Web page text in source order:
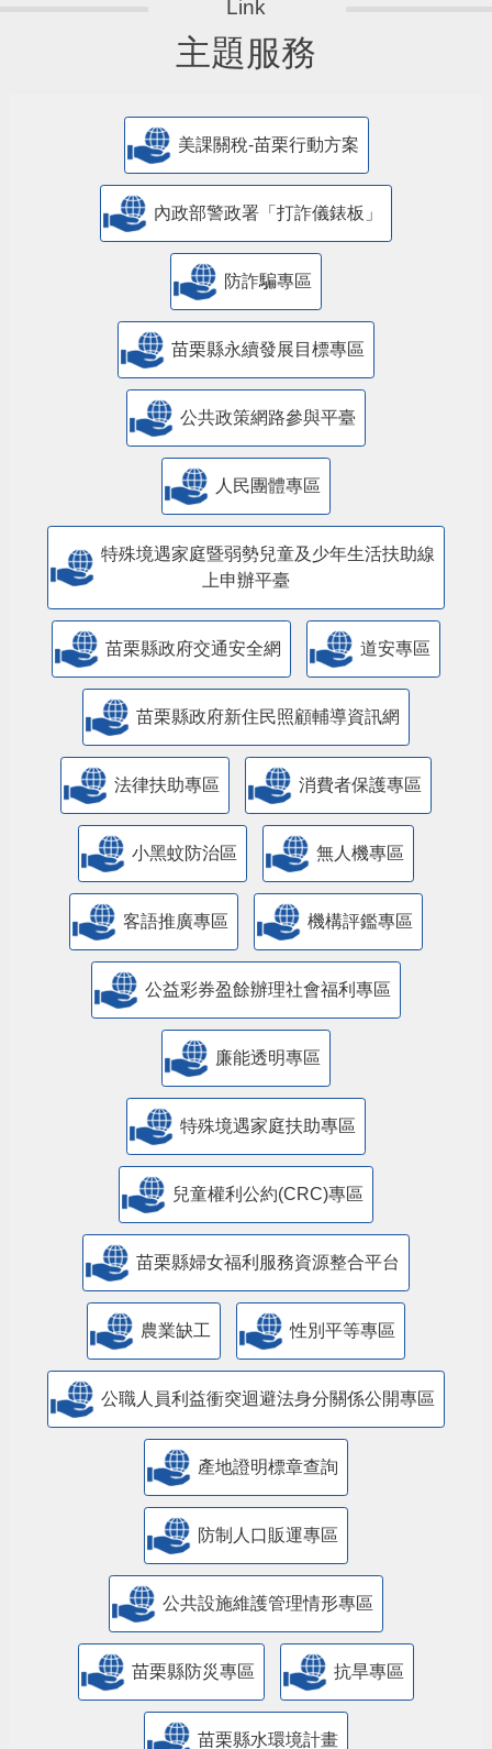
主題服務
美課關稅-苗栗行動方案
內政部警政署「打詐儀錶板」
防詐騙專區
苗栗縣永續發展目標專區
公共政策網路參與平臺
人民團體專區
特殊境遇家庭暨弱勢兒童及少年生活扶助線
上申辦平臺
苗栗縣政府交通安全網 道安專區
苗栗縣政府新住民照顧輔導資訊網
法律扶助專區 消費者保護專區
小黑蚊防治區 無人機專區
客語推廣專區 機構評鑑專區
公益彩券盈餘辦理社會福利專區
廉能透明專區
特殊境遇家庭扶助專區
兒童權利公約(CRC)專區
苗栗縣婦女福利服務資源整合平台
農業缺工 性別平等專區
公職人員利益衝突迴避法身分關係公開專區
產地證明標章查詢
防制人口販運專區
​公共設施維護管理情形專區
苗栗縣防災專區 抗旱專區
苗栗縣水環境計畫